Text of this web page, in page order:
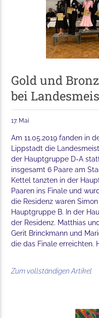
Gold und
bei
17. Mai
Am 11.05.2019 fanden in
Lippstadt die
der Hauptgruppe D-A
insgesamt 6 Paare am
Kettel tanzten in der
Paaren ins Finale und
die Residenz waren
Hauptgruppe B. In der
der Residenz. Matthias
Gerit Brinckmann und
die das Finale erreichten.
Zum vollständigen Artikel